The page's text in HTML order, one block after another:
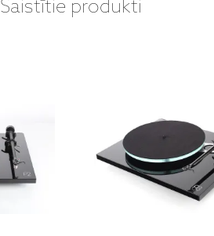
Saistītie produkti